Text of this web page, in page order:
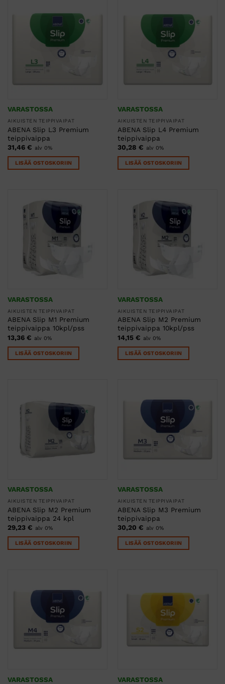
VARASTOSSA
AIKUISTEN TEIPPIVAIPAT
ABENA Slip L3 Premium
teippivaippa
31,46 € alv 0%
LISÄÄ OSTOSKORIIN
VARASTOSSA
AIKUISTEN TEIPPIVAIPAT
ABENA Slip L4 Premium
teippivaippa
30,28 € alv 0%
LISÄÄ OSTOSKORIIN
VARASTOSSA
AIKUISTEN TEIPPIVAIPAT
ABENA Slip M1 Premium
teippivaippa 10kpl/pss
13,36 € alv 0%
LISÄÄ OSTOSKORIIN
VARASTOSSA
AIKUISTEN TEIPPIVAIPAT
ABENA Slip M2 Premium
teippivaippa 10kpl/pss
14,15 € alv 0%
LISÄÄ OSTOSKORIIN
VARASTOSSA
AIKUISTEN TEIPPIVAIPAT
ABENA Slip M2 Premium
teippivaippa 24 kpl
29,23 € alv 0%
LISÄÄ OSTOSKORIIN
VARASTOSSA
AIKUISTEN TEIPPIVAIPAT
ABENA Slip M3 Premium
teippivaippa
30,20 € alv 0%
LISÄÄ OSTOSKORIIN
VARASTOSSA VARASTOSSA